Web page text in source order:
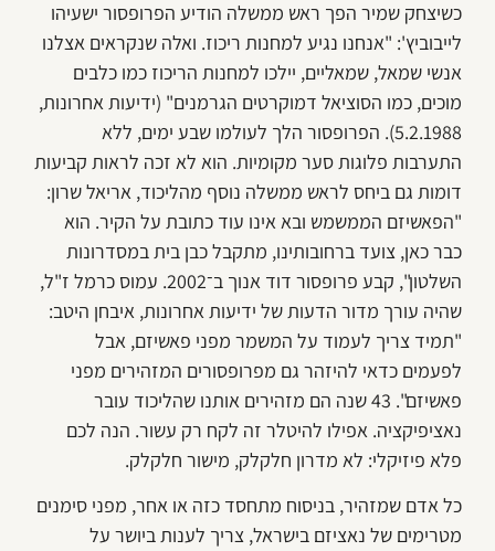
כשיצחק שמיר הפך ראש ממשלה הודיע הפרופסור ישעיהו
לייבוביץ': "אנחנו נגיע למחנות ריכוז. ואלה שנקראים אצלנו
אנשי שמאל, שמאליים, יילכו למחנות הריכוז כמו כלבים
מוכים, כמו הסוציאל דמוקרטים הגרמנים" (ידיעות אחרונות,
5.2.1988). הפרופסור הלך לעולמו שבע ימים, ללא
התערבות פלוגות סער מקומיות. הוא לא זכה לראות קביעות
דומות גם ביחס לראש ממשלה נוסף מהליכוד, אריאל שרון:
"הפאשיזם הממשמש ובא אינו עוד כתובת על הקיר. הוא
כבר כאן, צועד ברחובותינו, מתקבל כבן בית במסדרונות
השלטון", קבע פרופסור דוד אנוך ב־2002. עמוס כרמל ז"ל,
שהיה עורך מדור הדעות של ידיעות אחרונות, איבחן היטב:
"תמיד צריך לעמוד על המשמר מפני פאשיזם, אבל
לפעמים כדאי להיזהר גם מפרופסורים המזהירים מפני
פאשיזם". 43 שנה הם מזהירים אותנו שהליכוד עובר
נאציפיקציה. אפילו להיטלר זה לקח רק עשור. הנה לכם
פלא פיזיקלי: לא מדרון חלקלק, מישור חלקלק.
כל אדם שמזהיר, בניסוח מתחסד כזה או אחר, מפני סימנים
מטרימים של נאציזם בישראל, צריך לענות ביושר על